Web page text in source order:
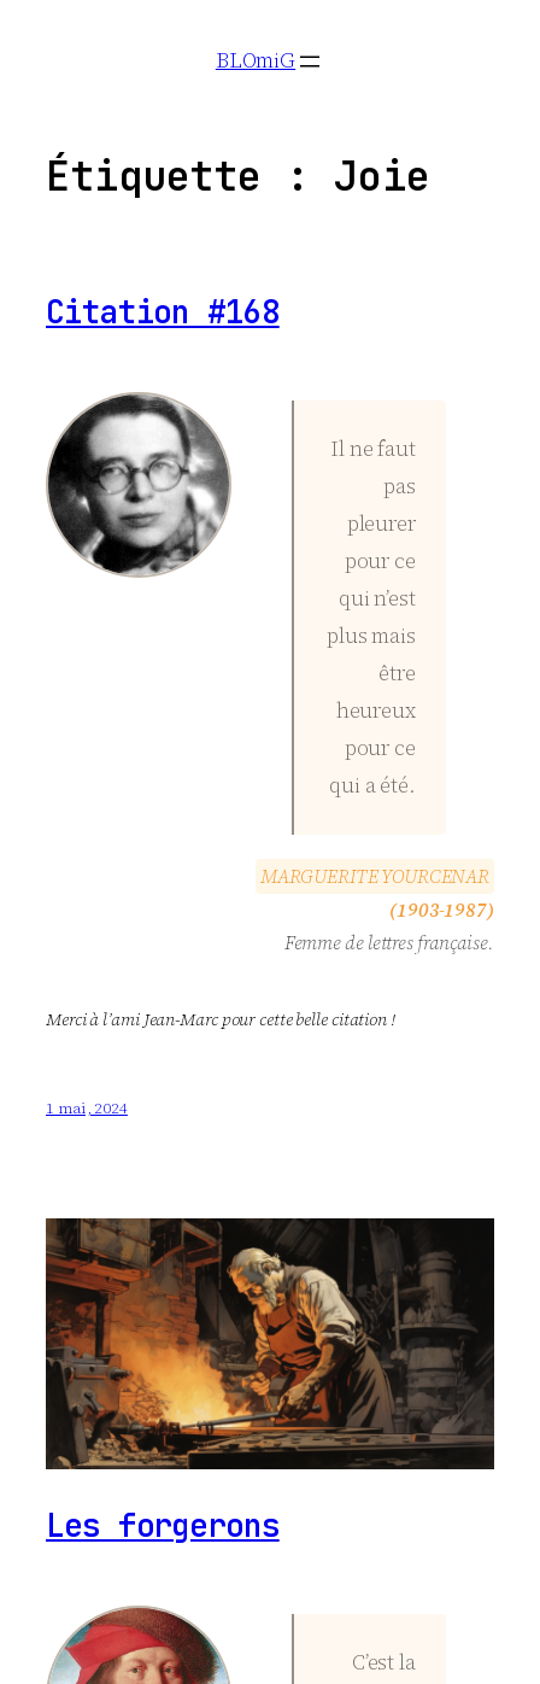
BLOmiG
Étiquette : Joie
Citation #168
Il ne faut
pas
pleurer
pour ce
qui n’est
plus mais
être
heureux
pour ce
qui a été.
MARGUERITEYOURCENAR
(1903-1987)
Femme de lettres française.
Merci à l’ami Jean-Marc pour cette belle citation !
1 mai, 2024
Les forgerons
C’est la